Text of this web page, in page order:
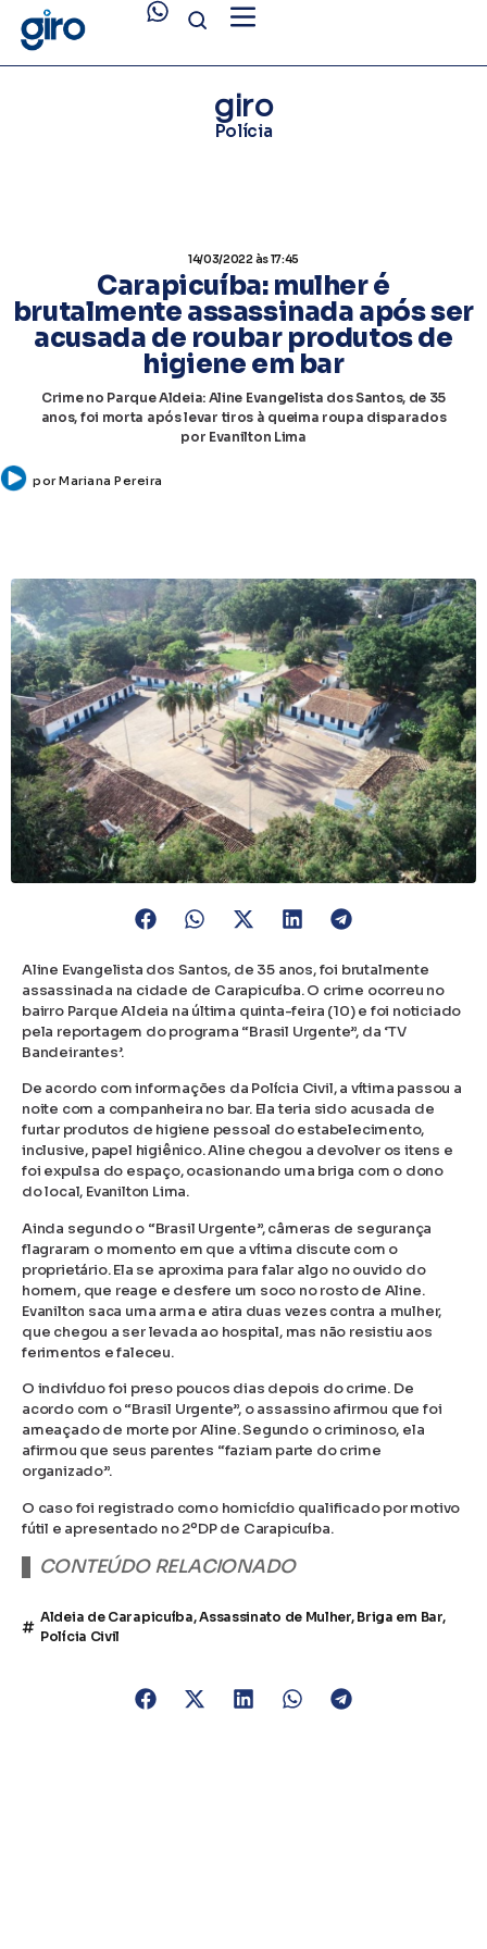
giro
Polícia
14/03/2022às 17:45
Carapicuíba: mulher é
brutalmente assassinada após ser
acusada de roubar produtos de
higiene em bar
Crime no Parque Aldeia: Aline Evangelista dos Santos, de 35
anos, foi morta após levar tiros à queima roupa disparados
por Evanilton Lima
porMariana Pereira
Aline Evangelista dos Santos, de 35 anos, foi brutalmente
assassinada na cidade de Carapicuíba. O crime ocorreu no
bairro Parque Aldeia na última quinta-feira (10) e foi noticiado
pela reportagem do programa “Brasil Urgente”, da ‘TV
Bandeirantes’.
De acordo com informações da Polícia Civil, a vítima passou a
noite com a companheira no bar. Ela teria sido acusada de
furtar produtos de higiene pessoal do estabelecimento,
inclusive, papel higiênico. Aline chegou a devolver os itens e
foi expulsa do espaço, ocasionando uma briga com o dono
do local, Evanilton Lima.
Ainda segundo o “Brasil Urgente”, câmeras de segurança
flagraram o momento em que a vítima discute com o
proprietário. Ela se aproxima para falar algo no ouvido do
homem, que reage e desfere um soco no rosto de Aline.
Evanilton saca uma arma e atira duas vezes contra a mulher,
que chegou a ser levada ao hospital, mas não resistiu aos
ferimentos e faleceu.
O indivíduo foi preso poucos dias depois do crime. De
acordo com o “Brasil Urgente”, o assassino afirmou que foi
ameaçado de morte por Aline. Segundo o criminoso, ela
afirmou que seus parentes “faziam parte do crime
organizado”.
O caso foi registrado como homicídio qualificado por motivo
fútil e apresentado no 2ºDP de Carapicuíba.
CONTEÚDO RELACIONADO
Aldeia de Carapicuíba,Assassinato de Mulher, Briga em Bar,
Polícia Civil